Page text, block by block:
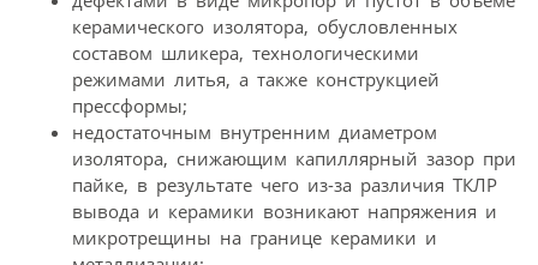
керамического изолятора, обусловленных
составом шликера, технологическими
режимами литья, а также конструкцией
прессформы;
недостаточным внутренним диаметром
изолятора, снижающим капиллярный зазор при
пайке, в результате чего из-за различия ТКЛР
вывода и керамики возникают напряжения и
микротрещины на границе керамики и